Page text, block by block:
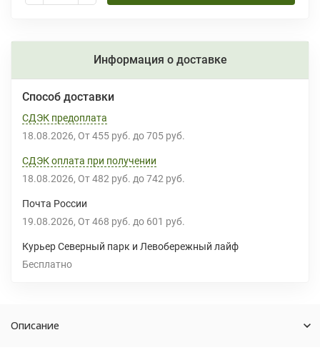
Информация о доставке
Способ доставки
СДЭК предоплата
18.08.2026 От 455 руб. до 705 руб.
СДЭК оплата при получении
18.08.2026 От 482 руб. до 742 руб.
Почта России
19.08.2026 От 468 руб. до 601 руб.
Курьер Северный парк и Левобережный лайф
Бесплатно
Описание